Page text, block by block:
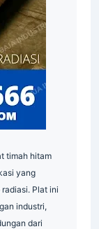
timah hitam
yang
Plat ini
industri,
dari